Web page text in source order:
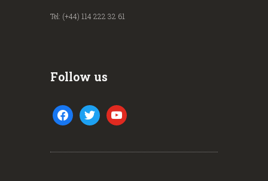
Tel: (+44) 114 222 32 61
Follow us
facebook twitter youtube